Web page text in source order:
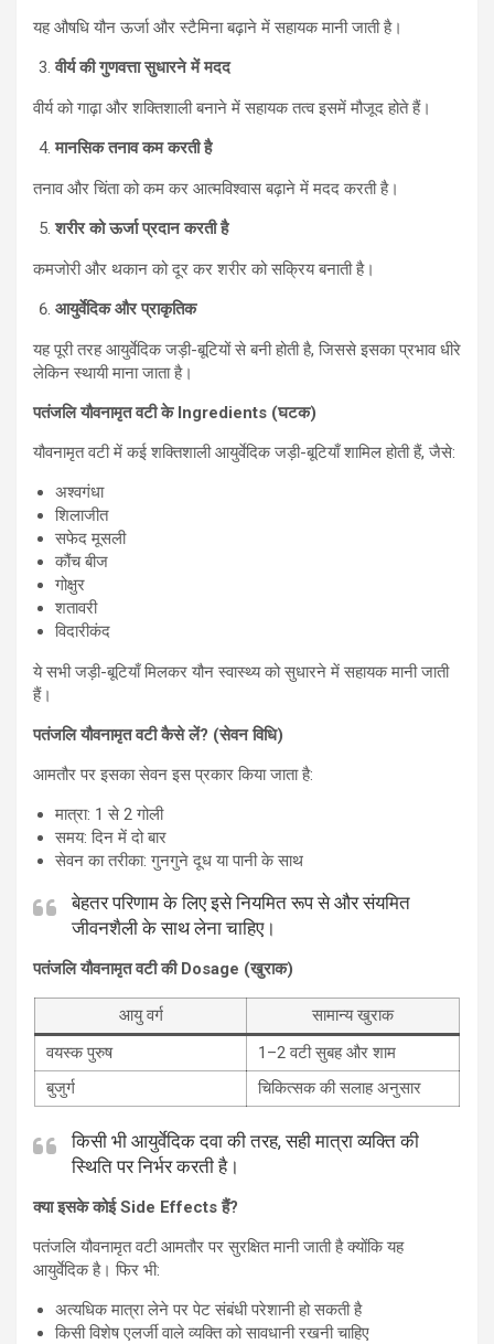
यह औषधि यौन ऊर्जा और स्टैमिना बढ़ाने में सहायक मानी जाती है।
वीर्य की गुणवत्ता सुधारने में मदद
वीर्य को गाढ़ा और शक्तिशाली बनाने में सहायक तत्व इसमें मौजूद होते हैं।
मानसिक तनाव कम करती है
तनाव और चिंता को कम कर आत्मविश्वास बढ़ाने में मदद करती है।
शरीर को ऊर्जा प्रदान करती है
कमजोरी और थकान को दूर कर शरीर को सक्रिय बनाती है।
आयुर्वेदिक और प्राकृतिक
यह पूरी तरह आयुर्वेदिक जड़ी-बूटियों से बनी होती है, जिससे इसका प्रभाव धीरे
लेकिन स्थायी माना जाता है।
पतंजलि यौवनामृत वटी के Ingredients (घटक)
यौवनामृत वटी में कई शक्तिशाली आयुर्वेदिक जड़ी-बूटियाँ शामिल होती हैं, जैसे:
अश्वगंधा
शिलाजीत
सफेद मूसली
कौंच बीज
गोक्षुर
शतावरी
विदारीकंद
ये सभी जड़ी-बूटियाँ मिलकर यौन स्वास्थ्य को सुधारने में सहायक मानी जाती
हैं।
पतंजलि यौवनामृत वटी कैसे लें? (सेवन विधि)
आमतौर पर इसका सेवन इस प्रकार किया जाता है:
मात्रा: 1 से 2 गोली
समय: दिन में दो बार
सेवन का तरीका: गुनगुने दूध या पानी के साथ
बेहतर परिणाम के लिए इसे नियमित रूप से और संयमित
जीवनशैली के साथ लेना चाहिए।
पतंजलि यौवनामृत वटी की Dosage (खुराक)
आयु वर्ग
सामान्य खुराक
वयस्क पुरुष
1–2 वटी सुबह और शाम
बुजुर्ग
चिकित्सक की सलाह अनुसार
किसी भी आयुर्वेदिक दवा की तरह, सही मात्रा व्यक्ति की
स्थिति पर निर्भर करती है।
क्या इसके कोई Side Effects हैं?
पतंजलि यौवनामृत वटी आमतौर पर सुरक्षित मानी जाती है क्योंकि यह
आयुर्वेदिक है। फिर भी:
अत्यधिक मात्रा लेने पर पेट संबंधी परेशानी हो सकती है
किसी विशेष एलर्जी वाले व्यक्ति को सावधानी रखनी चाहिए